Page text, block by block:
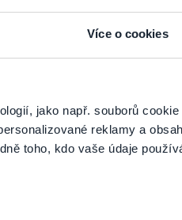
Více o cookies
jako např. souborů cookie
reklamy a
toho, kdo vaše údaje